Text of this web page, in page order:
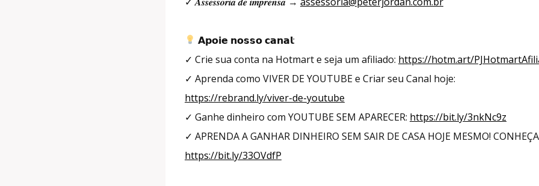
𝗔𝗽𝗼𝗶𝗲 𝗻𝗼𝘀𝘀𝗼 𝗰𝗮𝗻𝗮𝗹:
✓ Crie sua conta na Hotmart e seja um afiliado: https://hotm.art/
✓ Aprenda como VIVER DE YOUTUBE e Criar seu Canal hoje:
https://rebrand.ly/viver-de-youtube
✓ Ganhe dinheiro com YOUTUBE SEM APARECER: https://bit.ly/3nkNc9z
✓ APRENDA A GANHAR DINHEIRO SEM SAIR DE CASA HOJE MESMO! CONHEÇA
https://bit.ly/33OVdfP